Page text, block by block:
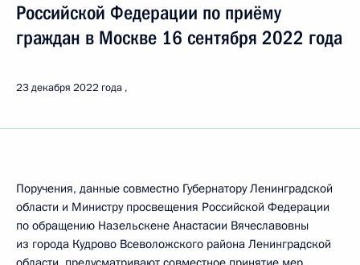
Российской Федерации по приёму
граждан в Москве 16 сентября 2022 года
23 декабря 2022 года
Поручения, данные совместно Губернатору Ленинградской
области и Министру просвещения Российской Федерации
по обращению Назельскене Анастасии Вячеславовны
из города Кудрово Всеволожского района Ленинградской